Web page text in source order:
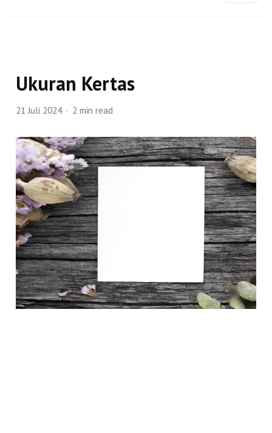
Ukuran Kertas
21 Juli 2024 2 min read